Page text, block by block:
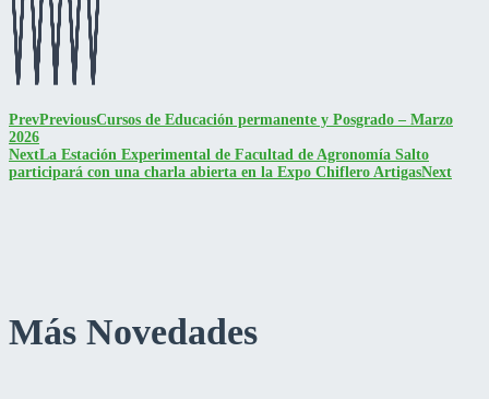
PrevPreviousCursos de Educación permanente y Posgrado – Marzo
2026
NextLa Estación Experimental de Facultad de Agronomía Salto
participará con una charla abierta en la Expo Chiflero ArtigasNext
Más Novedades